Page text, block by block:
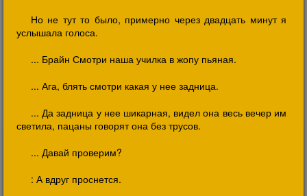
Но не тут то было, примерно через двадцать минут я
услышала голоса.
... Брайн Смотри наша училка в жопу пьяная.
... Ага, блять смотри какая у нее задница.
... Да задница у нее шикарная, видел она весь вечер им
светила, пацаны говорят она без трусов.
... Давай проверим?
: А вдруг проснется.